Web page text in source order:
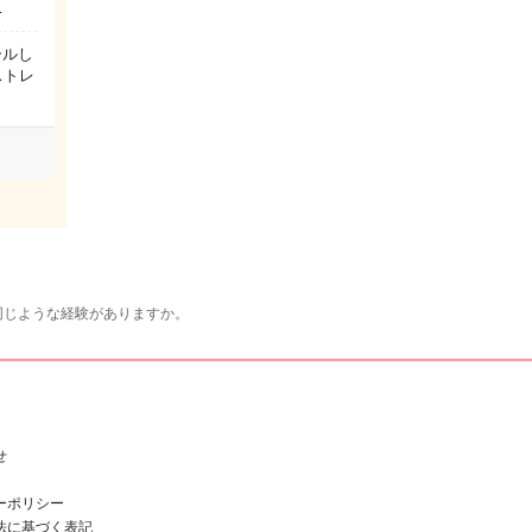
し
レ
ような経験がありますか。
ポリシー
に基づく表記